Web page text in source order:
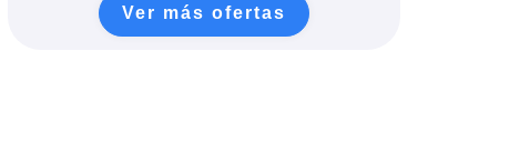
Ver más ofertas